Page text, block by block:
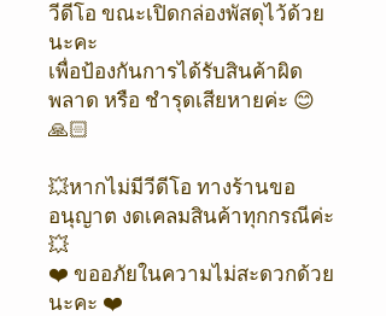
วีดีโอ ขณะเปิดกล่องพัสดุไว้ด้วย
นะคะ
เพื่อป้องกันการได้รับสินค้าผิด
พลาด หรือ ชำรุดเสียหายค่ะ 😊
🙏🏻
💥หากไม่มีวีดีโอ ทางร้านขอ
อนุญาต งดเคลมสินค้าทุกกรณีค่ะ
💥
❤️ ขออภัยในความไม่สะดวกด้วย
นะคะ ❤️